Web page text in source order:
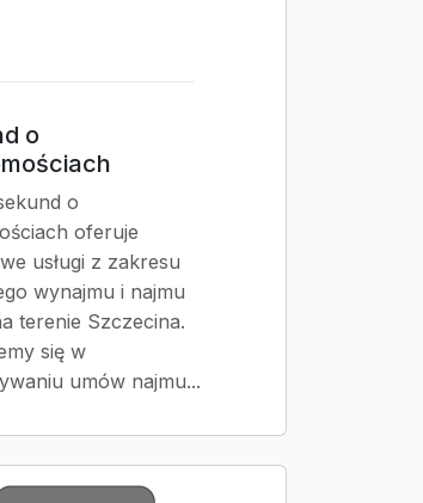
o
o
oferuje
usługi z zakresu
wynajmu i najmu
terenie Szczecina.
się w
umów najmu...